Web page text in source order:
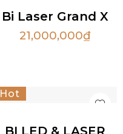
Bi Laser Grand X
21,000,000₫
Hot
BI LED & LASER